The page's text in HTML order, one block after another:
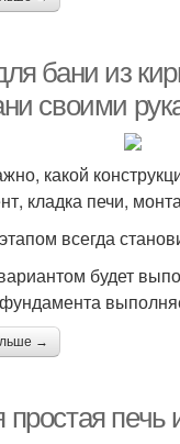
бани из
своими
какой
кладка печи,
всегда
будет
→
печь